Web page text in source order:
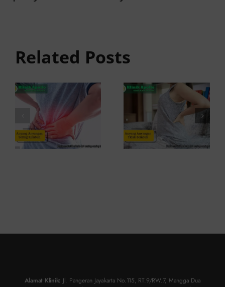
Related Posts
Penyebab
Sering
Kambuh
dan Cara
Atasinya
Penyebab
dan
Solusinya
Alamat Klinik: Jl. Pangeran Jayakarta No.115, RT.9/RW.7, Mangga Dua